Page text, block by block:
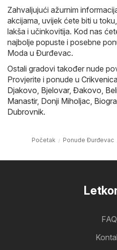
Zahvaljujući ažurnim
akcijama, uvijek ćete biti u
lakša i učinkovitija. Kod nas
najbolje popuste i posebne
Moda u Đurđevac.
Ostali gradovi također nude
Provjerite i ponude u
Djakovo, Bjelovar, Đakovo,
Manastir, Donji Miholjac,
Dubrovnik.
Početak Ponude Đurđevac
FAQ